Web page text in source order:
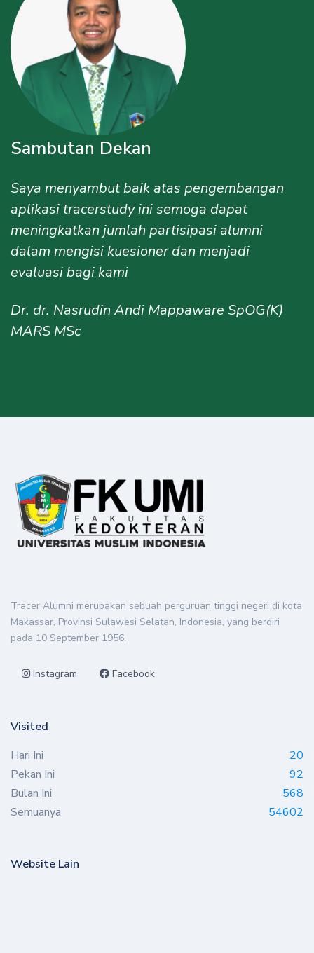
Sambutan Dekan
Saya menyambut baik atas pengembangan
aplikasi tracerstudy ini semoga dapat
meningkatkan jumlah partisipasi alumni
dalam mengisi kuesioner dan menjadi
evaluasi bagi kami
Dr. dr. Nasrudin Andi Mappaware SpOG(K)
MARS MSc
Tracer Alumni merupakan sebuah perguruan tinggi negeri di kota
Makassar, Provinsi Sulawesi Selatan, Indonesia, yang berdiri
pada 10 September 1956.
Instagram Facebook
Visited
Hari Ini
20
Pekan Ini
92
Bulan Ini
568
Semuanya
54602
Website Lain